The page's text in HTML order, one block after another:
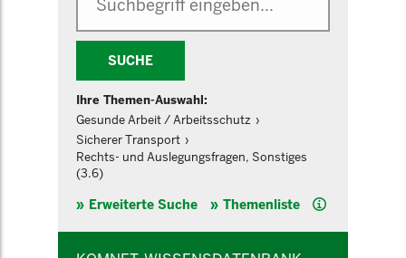
SUCHE
Ihre Themen-Auswahl:
Gesunde Arbeit / Arbeitsschutz
Sicherer Transport
Rechts- und Auslegungsfragen, Sonstiges
(3.6)
Erweiterte Suche Themenliste Hilfe